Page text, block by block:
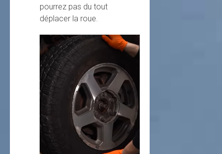
pourrez pas du tout
déplacer la roue.